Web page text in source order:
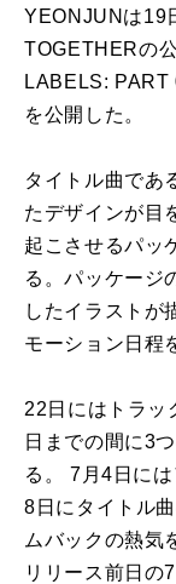
YEONJUNは19
TOGETHERの
LABELS: PART
を公開した。
タイトル曲であ
たデザインが目
起こさせるパッ
る。パッケージ
したイラスト が
モーション日程
22日にはトラッ
日までの間に3
る。 7月4日に
8日にタイトル
ムバックの熱気
リリース前日の